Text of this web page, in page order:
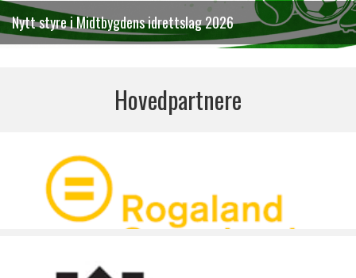
Nytt styre i Midtbygdens idrettslag 2026
Hovedpartnere